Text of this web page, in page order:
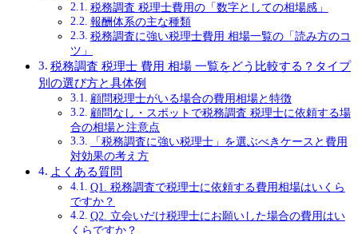
税務調査 税理士費用の「数字としての相場感」
報酬体系の主な種類
税務調査に強い税理士費用 相場一覧の「読み方のコ
ツ」
税務調査 税理士 費用 相場 一覧をどう比較する？タイプ
別の選び方と具体例
顧問税理士がいる場合の費用相場と特徴
顧問なし・スポットで税務調査 税理士に依頼する場
合の相場と注意点
「税務調査に強い税理士」を選ぶべきケースと費用
対効果の考え方
よくある質問
Q1. 税務調査で税理士に依頼する費用相場はいくら
ですか？
Q2. 立会いだけ税理士にお願いした場合の費用はい
くらですか？